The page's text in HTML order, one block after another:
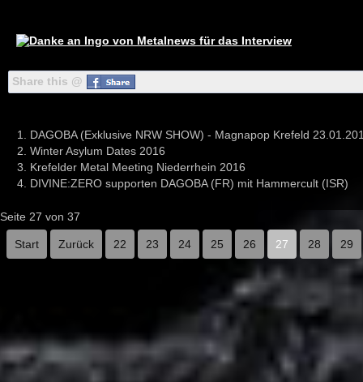
Share this @
DAGOBA (Exklusive NRW SHOW) - Magnapop Krefeld
Winter Asylum Dates 2016
Krefelder Metal Meeting Niederrhein 2016
DIVINE:ZERO supporten DAGOBA (FR) mit Hammercult (ISR)
Seite 27 von 37
Start Zurück 22 23 24 25 26 27 28 29